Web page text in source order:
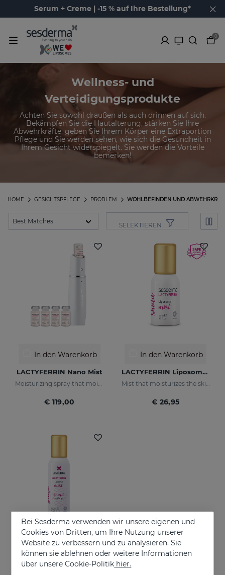
Serum + Creme | -15 % auf Ihre Bestellung*
0
Wellness- und
Verteidigungsprodukte
Achten Sie sowohl draußen als auch drinnen auf sich.
Bekämpfen Sie die Hautalterung, stärken Sie Ihre
Abwehrkräfte, geben Sie Ihrem Körper eine Extraportion
Pflege und Sie werden sehen, wie sich die Gesundheit in
Ihrem Gesicht widerspiegelt. Sie werden die Vorteile
bemerken!
WOHLBEFINDEN UND
PROBLEM
GESICHTSPFLEGE
HOME
SELEKTIEREN
In den Warenkorb
LACTYFERRIN Nano Mist
Moisturizing spray that moisturizes in depth, keeping the skin in perfect condition (natural barrier)
€ 119,00
In den Warenkorb
LACTYFERRIN Liposomal Mist 30ml
Mist that moisturizes the skin and keeps it in perfect condition.
€ 26,95
In den Warenkorb
LACTYFERRIN Liposomal Mist 100ml
Bei Sesderma verwenden wir unsere eigenen und
Cookies von Dritten, um Ihre Nutzung unserer
Website zu verbessern und zu analysieren. Sie
können sie ablehnen oder weitere Informationen
über unsere Cookie-Politik hier.